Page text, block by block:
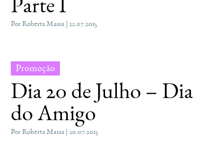
Parte I
Por Roberta Massa | 22.07.2015
Promoção
Dia 20 de Julho – Dia
do Amigo
Por Roberta Massa | 20.07.2015